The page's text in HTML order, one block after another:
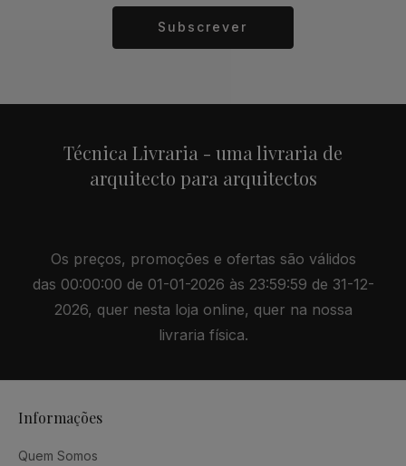
Subscrever
Técnica Livraria - uma livraria de
arquitecto para arquitectos
Os preços, promoções e ofertas são válidos
das 00:00:00 de 01-01-2026 às 23:59:59 de 31-12-
2026, quer nesta loja online, quer na nossa
livraria física.
Informações
Quem Somos